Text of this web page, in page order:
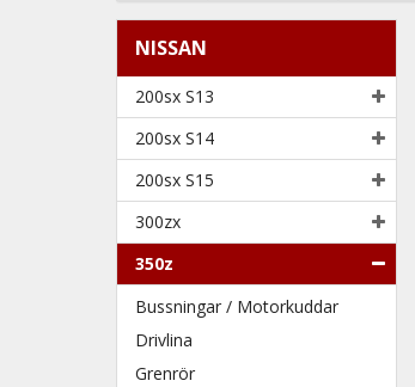
NISSAN
200sx S13
200sx S14
200sx S15
300zx
350z
Bussningar / Motorkuddar
Drivlina
Grenrör